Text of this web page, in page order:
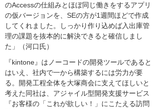
のAccessの仕組みとほぼ同じ働きをするアプリ
の仮バージョンを、SEの方が1週間ほどで作成
してくれました。しっかり作り込めば入出庫管
理の課題を抜本的に解決できると確信しまし
た」（河口氏）
『kintone』はノーコードの開発ツールであると
はいえ、社内で一から構築するには労力が要
る。開発工程全体を大塚商会に支えてほしいと
考えた同社は、アジャイル型開発支援サービス
『お客様の「これが欲しい！」にこたえる訪問